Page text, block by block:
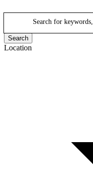
Search for
Search
Location